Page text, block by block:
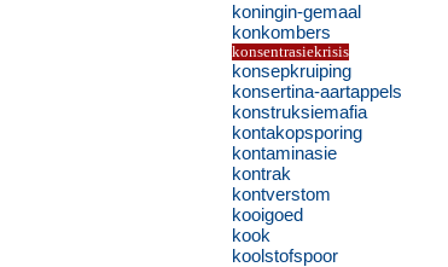
koningin-gemaal
konkombers
konsentrasiekrisis
konsepkruiping
konsertina-aartappels
konstruksiemafia
kontakopsporing
kontaminasie
kontrak
kontverstom
kooigoed
kook
koolstofspoor